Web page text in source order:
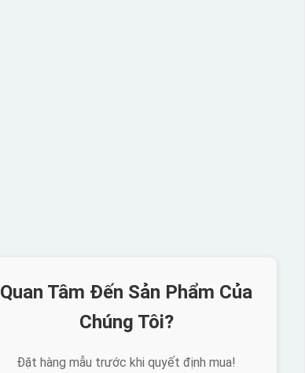
Quan Tâm Đến Sản Phẩm Của
Chúng Tôi?
Đặt hàng mẫu trước khi quyết định mua!